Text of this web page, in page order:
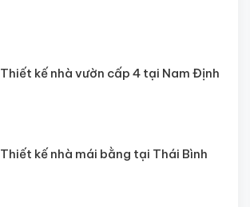
Thiết kế nhà vườn cấp 4 tại Nam Định
Thiết kế nhà mái bằng tại Thái Bình